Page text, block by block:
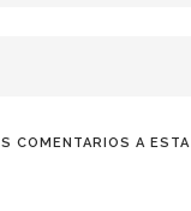
COMENTARIOS A ESTA